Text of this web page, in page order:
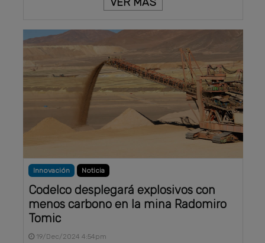
Innovación Noticia
Codelco desplegará explosivos con
menos carbono en la mina Radomiro
Tomic
19/Dec/2024 4:54pm